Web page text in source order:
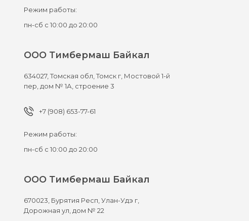
Режим работы:
пн-сб с 10:00 до 20:00
ООО Тимбермаш Байкал
634027,Томская обл, Томск г, Мостовой 1-й
пер, дом № 1А, строение 3
+7 (908) 653-77-61
Режим работы:
пн-сб с 10:00 до 20:00
ООО Тимбермаш Байкал
670023, Бурятия Респ, Улан-Удэ г,
Дорожная ул, дом № 22